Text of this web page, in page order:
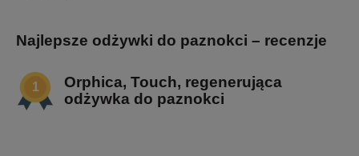
Najlepsze odżywki do paznokci – recenzje
Orphica, Touch, regenerująca
odżywka do paznokci